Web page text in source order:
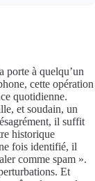
porte à quelqu’un
cette opération
quotidienne.
et soudain, un
il suffit
historique
fois identifié, il
comme spam ».
Et